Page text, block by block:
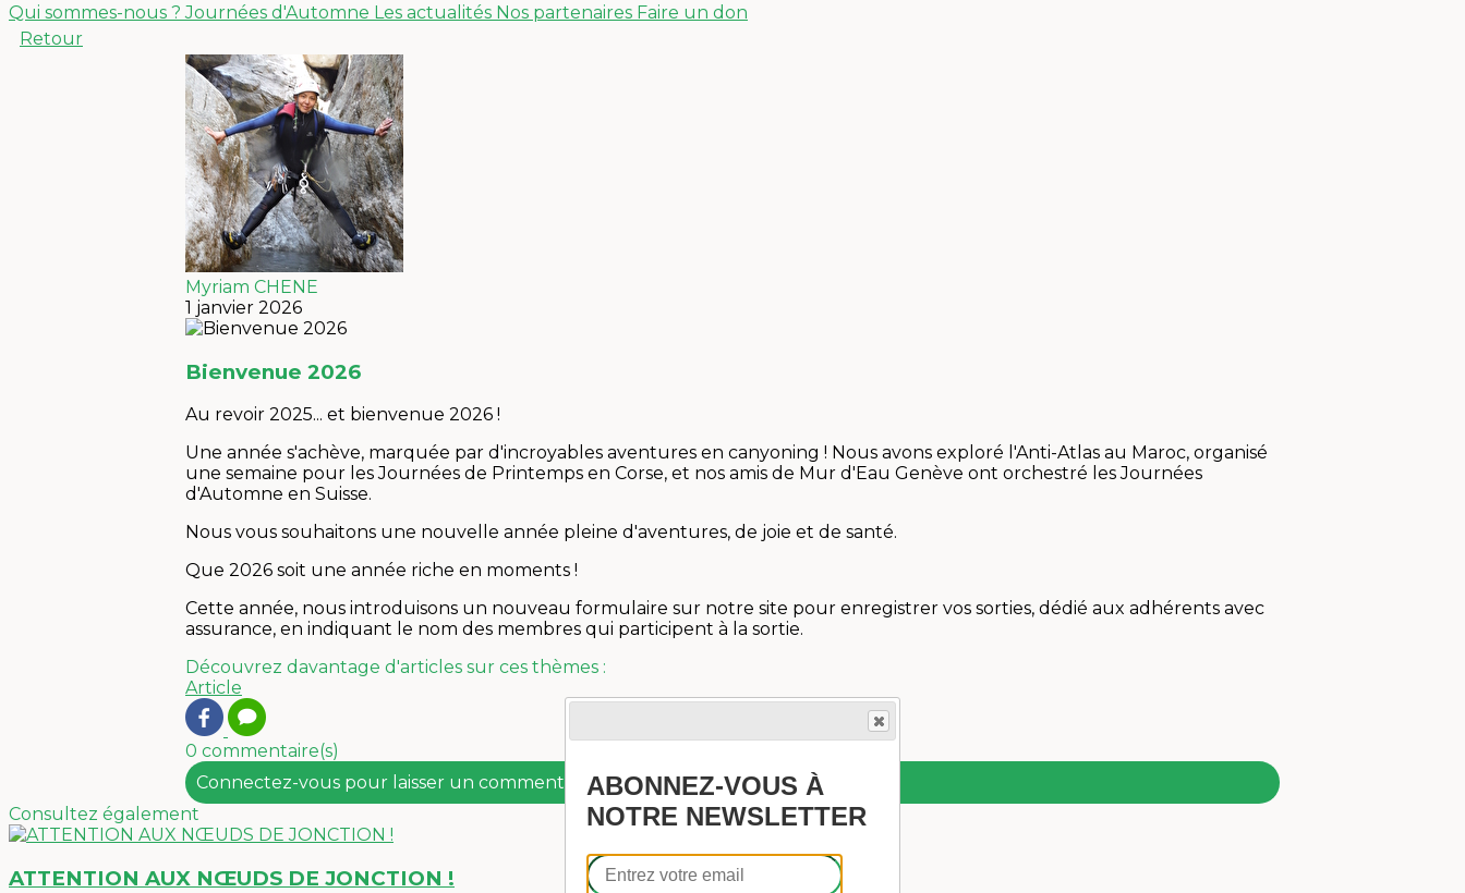
Qui sommes-nous ?Journées d'Automne Les actualités Nos partenaires Faire un don
Retour
Myriam CHENE
1 janvier 2026
Bienvenue 2026
Au revoir 2025... et bienvenue 2026 !
Une année s'achève, marquée par d'incroyables aventures en canyoning ! Nous avons exploré l'Anti-Atlas au Maroc, organisé
une semaine pour les Journées de Printemps en Corse, et nos amis de Mur d'Eau Genève ont orchestré les Journées
d'Automne en Suisse.
Nous vous souhaitons une nouvelle année pleine d'aventures, de joie et de santé.
Que 2026 soit une année riche en moments !
Cette année, nous introduisons un nouveau formulaire sur notre site pour enregistrer vos sorties, dédié aux adhérents avec
assurance, en indiquant le nom des membres qui participent à la sortie.
Découvrez davantage d'articles sur ces thèmes :
Article
0 commentaire(s)
Connectez-vous pour laisser un commentaire
Consultez également
ATTENTION AUX NŒUDS DE JONCTION !
ABONNEZ-VOUS À
NOTRE NEWSLETTER